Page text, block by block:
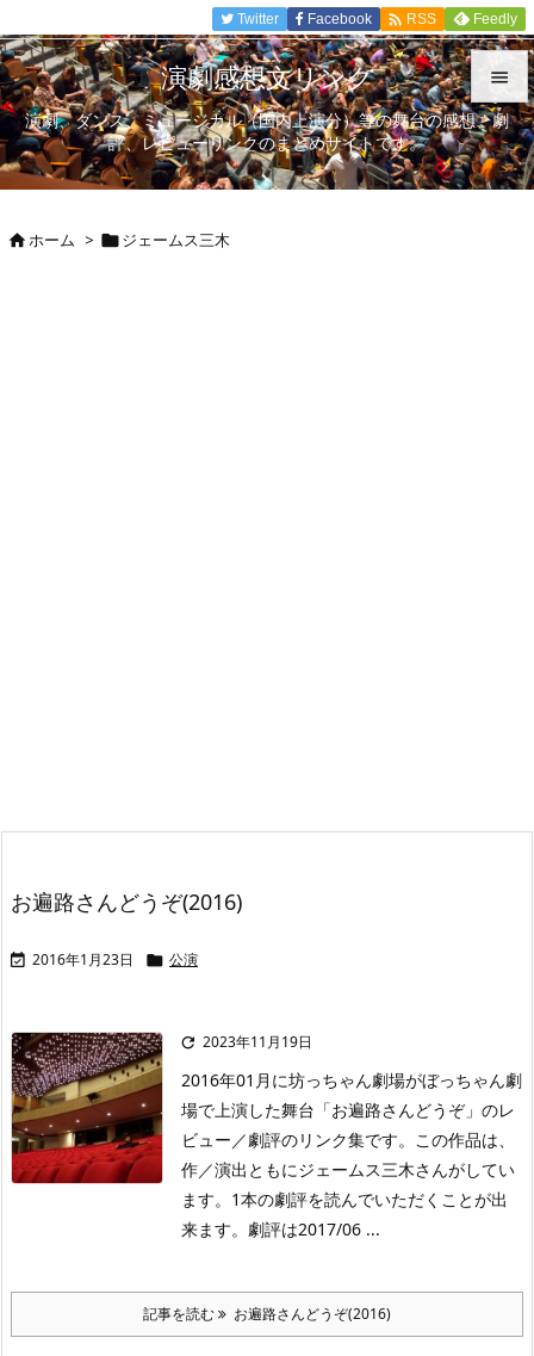


メニュ

Twitter Facebook  RSS Feedly
演劇感想文リンク
演劇、ダンス、ミュージカル（国内上演分）等の舞台の感想、劇
評、レビューリンクのまとめサイトです。
ホーム > ジェームス三木
お遍路さんどうぞ(2016)
 2016年1月23日  公演
 2023年11月19日
2016年01月に坊っちゃん劇場がぼっちゃん劇
場で上演した舞台「お遍路さんどうぞ」のレ
ビュー／劇評のリンク集です。この作品は、
作／演出ともにジェームス三木さんがしてい
ます。1本の劇評を読んでいただくことが出
来ます。劇評は2017/06 ...
記事を読む お遍路さんどうぞ(2016)